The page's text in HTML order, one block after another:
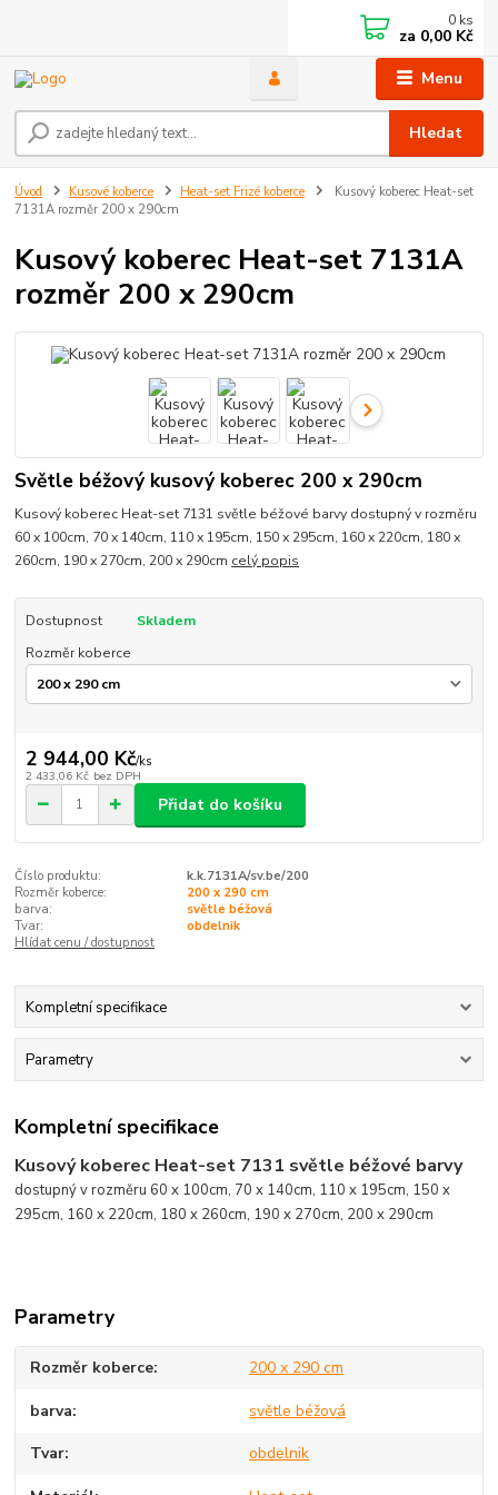
Menu
Hledat
0 ks
za 0,00 Kč
Úvod Kusové koberce Heat-set Frizé koberce
Kusový koberec Heat-set
7131A rozměr 200 x 290cm
Kusový koberec Heat-set 7131A
rozměr 200 x 290cm
Světle béžový kusový koberec 200 x 290cm
Kusový koberec Heat-set 7131 světle béžové barvy dostupný v rozměru
60 x 100cm, 70 x 140cm, 110 x 195cm, 150 x 295cm, 160 x 220cm, 180 x
260cm, 190 x 270cm, 200 x 290cm celý popis
Dostupnost
Skladem
Rozměr koberce
2 944,00 Kč/ks
2 433,06 Kč bez DPH
Přidat do košíku
Číslo produktu:
k.k.7131A/sv.be/200
Rozměr koberce:
200 x 290 cm
barva:
světle béžová
Tvar:
obdelnik
Hlídat cenu / dostupnost
Kompletní specifikace
Parametry
Kompletní specifikace
Kusový koberec Heat-set 7131 světle béžové barvy
dostupný v rozměru 60 x 100cm, 70 x 140cm, 110 x 195cm, 150 x
295cm, 160 x 220cm, 180 x 260cm, 190 x 270cm, 200 x 290cm
Parametry
Rozměr koberce 200 x 290 cm
barva světle béžová
Tvar obdelnik